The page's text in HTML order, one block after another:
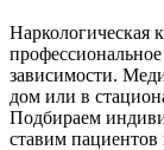
Наркологическая
зависимости.
дом или в
Подбираем
ставим пациентов